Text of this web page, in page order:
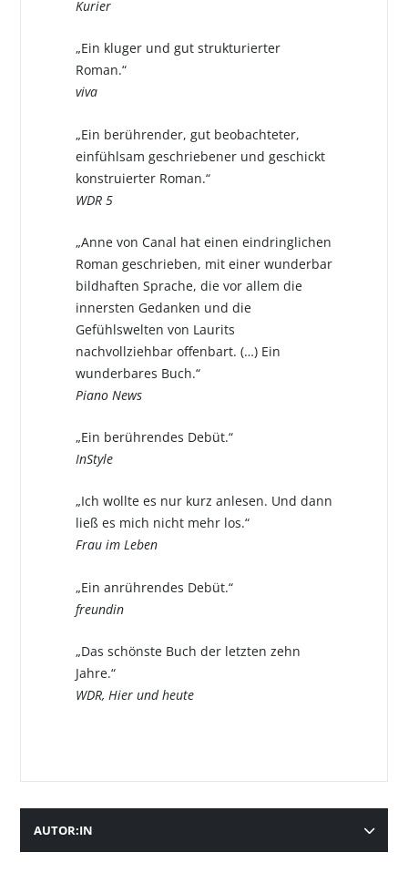
Kurier
„Ein kluger und gut strukturierter
Roman.“
viva
„Ein berührender, gut beobachteter,
einfühlsam geschriebener und geschickt
konstruierter Roman.“
WDR 5
„Anne von Canal hat einen eindringlichen
Roman geschrieben, mit einer wunderbar
bildhaften Sprache, die vor allem die
innersten Gedanken und die
Gefühlswelten von Laurits
nachvollziehbar offenbart. (…) Ein
wunderbares Buch.“
Piano News
„Ein berührendes Debüt.“
InStyle
„Ich wollte es nur kurz anlesen. Und dann
ließ es mich nicht mehr los.“
Frau im Leben
„Ein anrührendes Debüt.“
freundin
„Das schönste Buch der letzten zehn
Jahre.“
WDR, Hier und heute
AUTOR:IN